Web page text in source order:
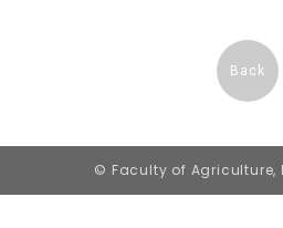
Back
© Faculty of Agriculture,